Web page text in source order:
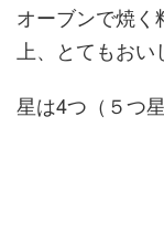
オーブンで焼
上、とてもおい
星は4つ（５つ